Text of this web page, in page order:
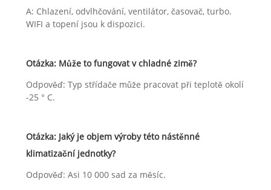
A: Chlazení, odvlhčování, ventilátor, časovač, turbo.
WIFI a topení jsou k dispozici.
Otázka: Může to fungovat v chladné zimě?
Odpověď: Typ střídače může pracovat při teplotě okolí
-25 ° C.
Otázka: Jaký je objem výroby této nástěnné
klimatizační jednotky?
Odpověď: Asi 10 000 sad za měsíc.